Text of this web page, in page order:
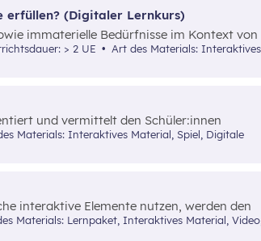
erfüllen? (Digitaler Lernkurs)
immaterielle Bedürfnisse im Kontext von
Jugendsparangebote in Form
> 2 UE
und vermittelt den Schüler:innen
wie sich diese im alltäglichen Leben zeigt.
interaktive Elemente nutzen, werden den
Funktionen und dem Nutzen